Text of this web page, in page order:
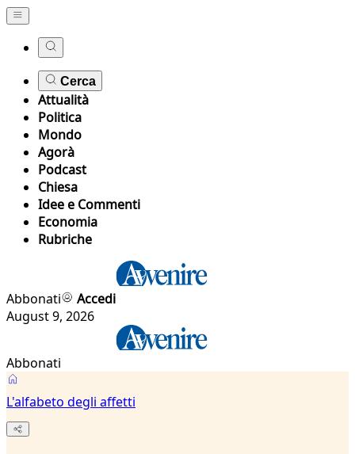
Cerca
Attualità
Politica
Mondo
Agorà
Podcast
Chiesa
Idee e Commenti
Economia
Rubriche
Abbonati
Accedi
August 9, 2026
Abbonati
L'alfabeto degli affetti